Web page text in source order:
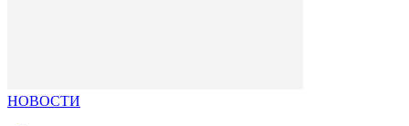
НОВОСТИ